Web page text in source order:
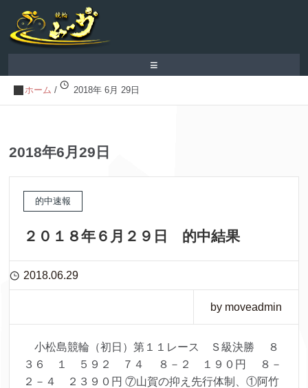
≡
ホーム / 2018年 6月 29日
2018年6月29日
的中速報
２０１８年６月２９日 的中結果
2018.06.29
by moveadmin
小松島競輪（初日）第１１レース Ｓ級決勝 ８
３６ １ ５９２ ７４ ８－２ １９０円 ８－
２－４ ２３９０円 ⑦山賀の抑え先行体制、①阿竹